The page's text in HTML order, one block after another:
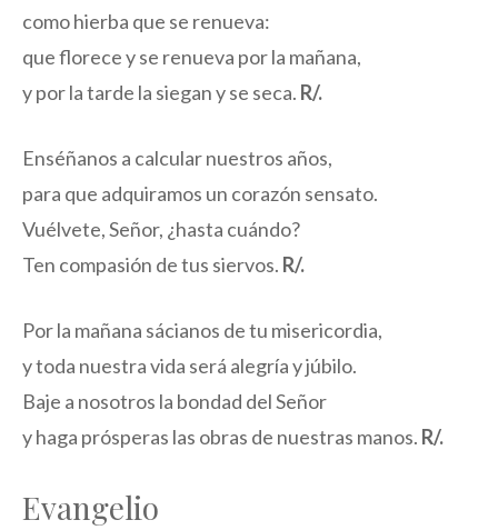
como hierba que se renueva:
que florece y se renueva por la mañana,
y por la tarde la siegan y se seca. R/.
Enséñanos a calcular nuestros años,
para que adquiramos un corazón sensato.
Vuélvete, Señor, ¿hasta cuándo?
Ten compasión de tus siervos. R/.
Por la mañana sácianos de tu misericordia,
y toda nuestra vida será alegría y júbilo.
Baje a nosotros la bondad del Señor
y haga prósperas las obras de nuestras manos. R/.
Evangelio